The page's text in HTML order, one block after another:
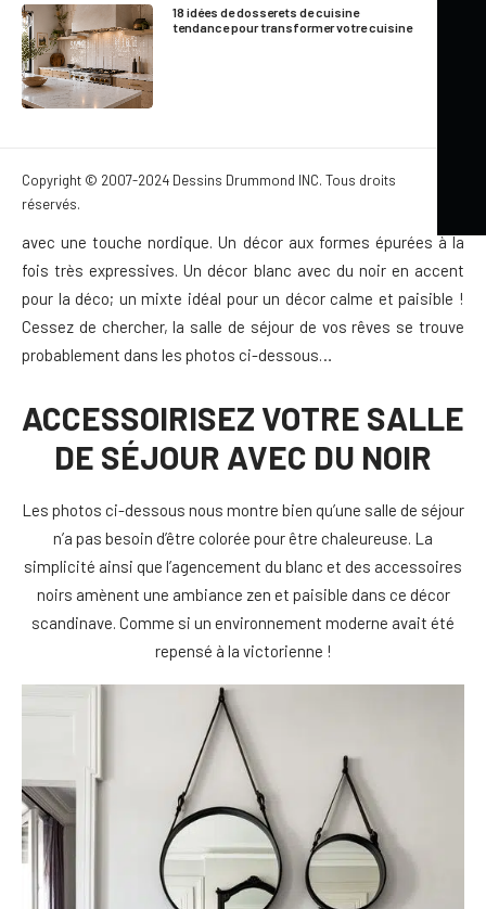
18 idées de dosserets de cuisine
tendance pour transformer votre cuisine
Copyright © 2007-2024 Dessins Drummond INC. Tous droits
réservés.
style propre à vous, un style zen & contrasté? Pourquoi
n’opteriez-vous pas pour une salle de séjour avec du noir ?
Avez-vous déjà entendu parler du style scandinave et des
différentes possibilités que ce style offre, comme les décors
Aujourd’hui, je vous offre 17 fabuleuses idées de décor pour une
salle de séjour avec du noir. Une salle de séjour scandinave
avec une touche nordique. Un décor aux formes épurées à la
fois très expressives. Un décor blanc avec du noir en accent
pour la déco; un mixte idéal pour un décor calme et paisible !
Cessez de chercher, la salle de séjour de vos rêves se trouve
probablement dans les photos ci-dessous…
ACCESSOIRISEZ VOTRE SALLE
DE SÉJOUR AVEC DU NOIR
Les photos ci-dessous nous montre bien qu’une salle de séjour
n’a pas besoin d’être colorée pour être chaleureuse. La
simplicité ainsi que l’agencement du blanc et des accessoires
noirs amènent une ambiance zen et paisible dans ce décor
scandinave. Comme si un environnement moderne avait été
repensé à la victorienne !